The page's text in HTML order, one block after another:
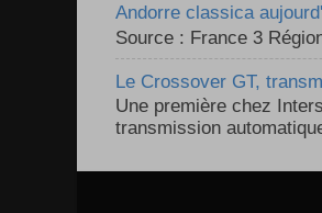
Andorre classica
Source : France 3
Le Crossover GT,
Une première chez
transmission